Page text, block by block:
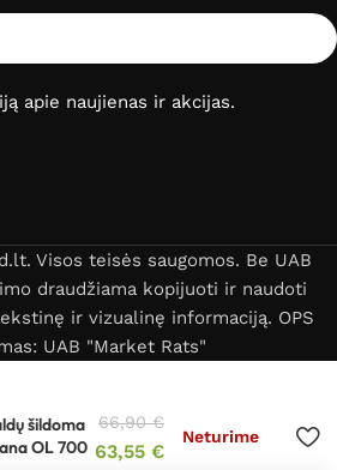
apie naujienas ir akcijas.
Visos teisės saugomos. Be UAB
draudžiama kopijuoti ir naudoti
ir vizualinę informaciją. OPS
UAB "Market Rats"
šildoma
OL 700
66,90€
63,55 €
Neturime